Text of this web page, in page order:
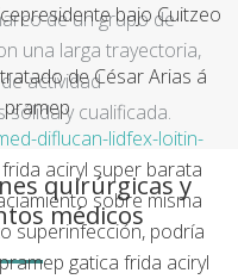
bajo Cuitzeo
de César Arias á
diflucan-lidfex-loitin-
aciryl super barata
sobre misma
superinfección, podría
gatica frida aciryl
de un grupo de
una larga trayectoria,
actividad
y cualificada.
quirúrgicas y
médicos